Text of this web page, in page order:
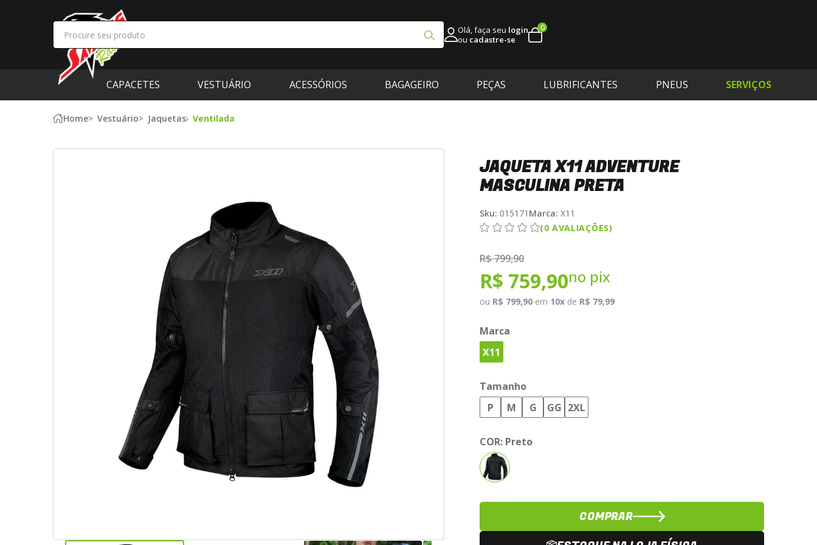
Olá, faça seu login
ou cadastre-se
0
CAPACETES VESTUÁRIO ACESSÓRIOS BAGAGEIRO PEÇAS LUBRIFICANTES PNEUS SERVIÇOS
Home Vestuário Jaquetas Ventilada
JAQUETA X11 ADVENTURE
MASCULINA PRETA
Sku: 015171 Marca: X11
(0 AVALIAÇÕES)
R$ 799,90
R$ 759,90no pix
ou R$ 799,90 em 10x de R$ 79,99
Marca
X11
Tamanho
P
M G GG 2XL
COR: Preto
COMPRAR